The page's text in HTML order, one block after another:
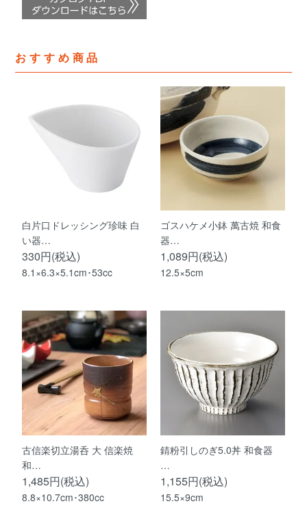
おすすめ商品
白片口ドレッシング珍味 白
い器…
330円(税込)
8.1×6.3×5.1cm･53cc
ゴスハケメ小鉢 萬古焼 和食
器…
1,089円(税込)
12.5×5cm
古信楽切立湯呑 大 信楽焼
和…
1,485円(税込)
8.8×10.7cm･380cc
錆粉引しのぎ5.0丼 和食器
…
1,155円(税込)
15.5×9cm